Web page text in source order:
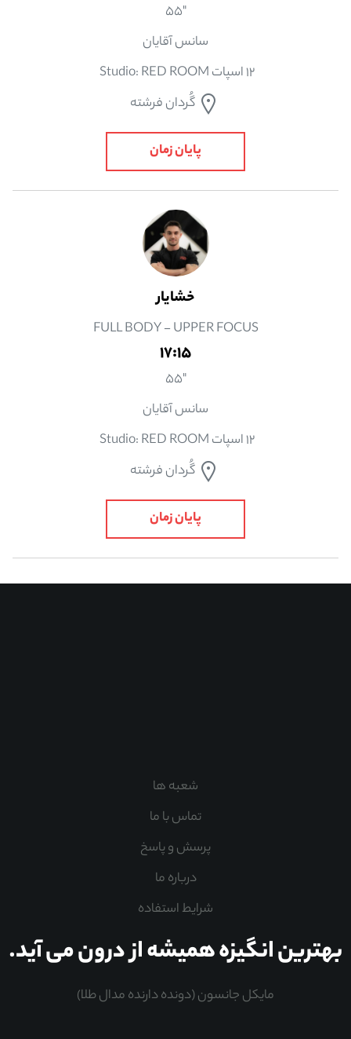
"55
سانس آقایان
12 اسپات Studio: RED ROOM
گُردان فرشته
پایان زمان
خشايار
FULL BODY - UPPER FOCUS
17:15
"55
سانس آقایان
12 اسپات Studio: RED ROOM
گُردان فرشته
پایان زمان
شعبه ها
تماس با ما
پرسش و پاسخ
درباره ما
شرایط استفاده
بهترین انگیزه همیشه از درون می آید.
مایکل جانسون (دونده دارنده مدال طلا)